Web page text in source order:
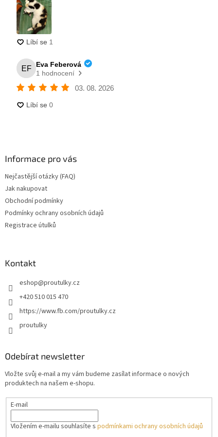
Informace pro vás
Nejčastější otázky (FAQ)
Jak nakupovat
Obchodní podmínky
Podmínky ochrany osobních údajů
Registrace útulků
Kontakt
eshop@proutulky.cz
+420 510 015 470
https://www.fb.com/proutulky.cz
proutulky
Odebírat newsletter
Vložte svůj e-mail a my vám budeme zasílat informace o nových
produktech na našem e-shopu.
E-mail
Vložením e-mailu souhlasíte s podmínkami ochrany osobních údajů